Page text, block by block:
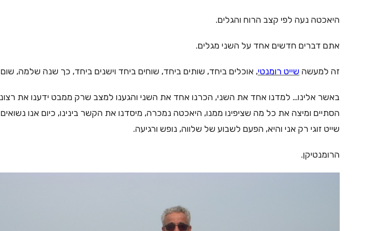
היאכטה נעה לפי קצב הרוח והגלים.
אתם דברים חדשים אחד על השני מגלים.
זה למעשה שייט רומנטי, אוכלים ביחד, שותים ביחד, שוחים ביחד וישנים ביחד, כך שנה שלמה,
באשר אלינו… למדנו אחד את השני, הכרנו אחד את השני והגענו למצב שרק ממבט ידענו את
הסתיים ומיצה את כל מה שציפינו ממנו, היאכטה נמכרה, מיסדנו את הקשר בינינו, כיום אנו
שייט זוגי רק אני והיא, הפעם לשבוע של שלווה, נופש ורגיעה.
הרומנטיקן.